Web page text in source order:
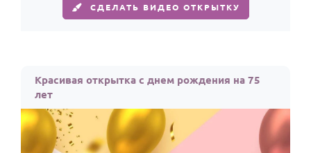
СДЕЛАТЬ ВИДЕО ОТКРЫТКУ
Красивая открытка с днем рождения на 75
лет